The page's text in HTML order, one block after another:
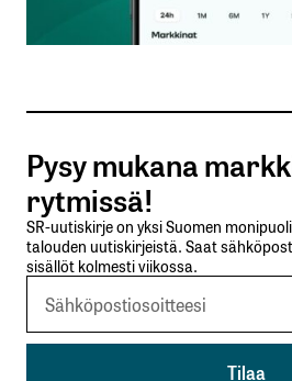
Sähköpostiosoitteesi
Tilaa SalkunRakentajan
Lähetä kommentti
Pysy mukana
rytmissä!
SR-uutiskirje on yksi Suomen
talouden uutiskirjeistä. Saat
sisällöt kolmesti viikossa.